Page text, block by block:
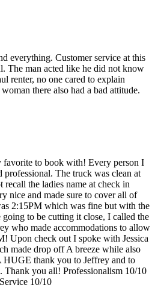
everything. Customer service at this
The man acted like he did not know
renter, no one cared to explain
there also had a bad attitude.
favorite to book with! Every person I
professional. The truck was clean at
recall the ladies name at check in
nice and made sure to cover all of
2:15PM which was fine but with the
to be cutting it close, I called the
who made accommodations to allow
Upon check out I spoke with Jessica
made drop off A breeze while also
HUGE thank you to Jeffrey and to
Thank you all! Professionalism 10/10
10/10